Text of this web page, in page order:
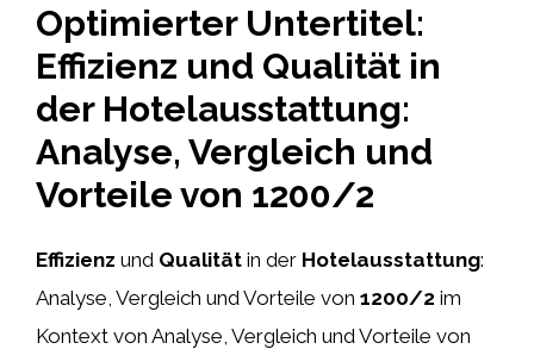
Optimierter Untertitel:
Effizienz und Qualität in
der Hotelausstattung:
Analyse, Vergleich und
Vorteile von 1200/2
Effizienz und Qualität in der Hotelausstattung:
Analyse, Vergleich und Vorteile von 1200/2 im
Kontext von Analyse, Vergleich und Vorteile von